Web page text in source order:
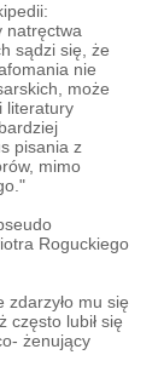
natręctwa
sądzi się, że
nie
może
literatury
pisania z
mimo
Roguckiego
zdarzyło mu się
często lubił się
żenujący